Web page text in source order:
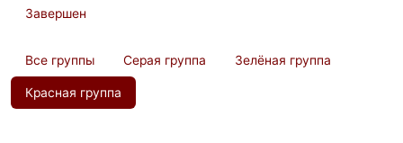
Завершен
Все группы Серая группа Зелёная группа
Красная группа